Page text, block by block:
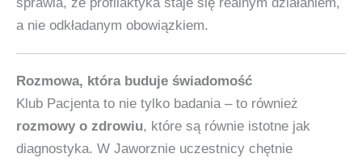
a nie odkładanym obowiązkiem.
Rozmowa, która buduje świadomość
Klub Pacjenta to nie tylko badania – to również
rozmowy o zdrowiu, które są równie istotne jak
diagnostyka. W Jaworznie uczestnicy chętnie